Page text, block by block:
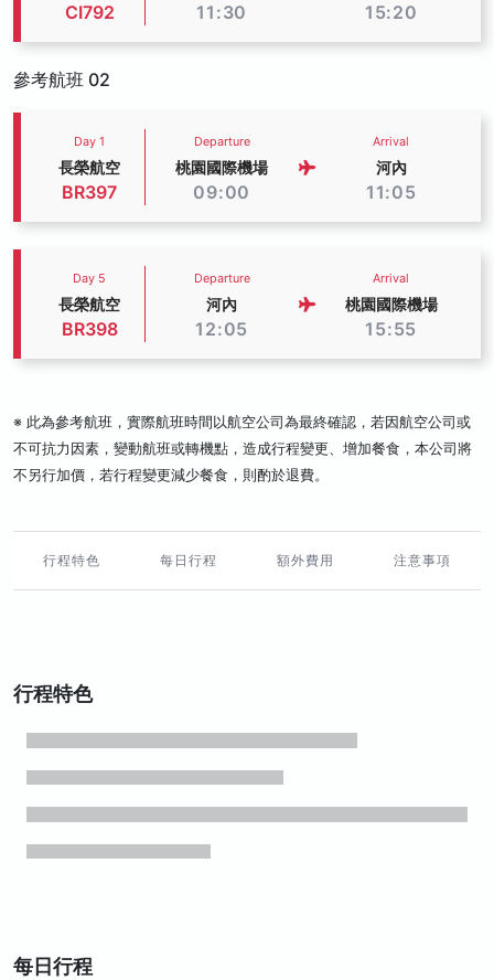
CI792 11:30 15:20
參考航班 02
Day 1
長榮航空
BR397
Departure
桃園國際機場
09:00
Arrival
河內
11:05
Day 5
長榮航空
BR398
Departure
河內
12:05
Arrival
桃園國際機場
15:55
※ 此為參考航班，實際航班時間以航空公司為最終確認，若因航空公司或
不可抗力因素，變動航班或轉機點，造成行程變更、增加餐食，本公司將
不另行加價，若行程變更減少餐食，則酌於退費。
行程特色 每日行程 額外費用 注意事項
行程特色
每日行程